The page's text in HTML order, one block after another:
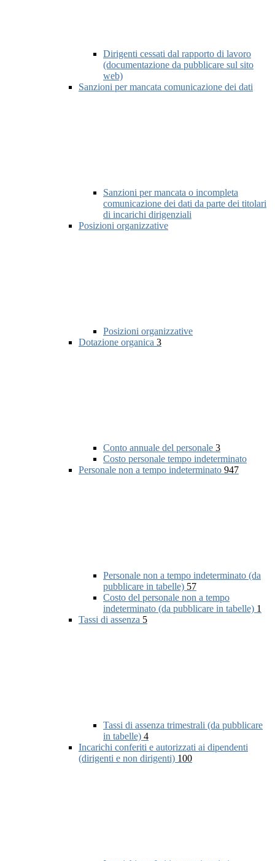
Dirigenti cessati dal rapporto di lavoro
(documentazione da pubblicare sul sito
web)
Sanzioni per mancata comunicazione dei dati
Sanzioni per mancata o incompleta
comunicazione dei dati da parte dei titolari
di incarichi dirigenziali
Posizioni organizzative
Posizioni organizzative
Dotazione organica 3
Conto annuale del personale 3
Costo personale tempo indeterminato
Personale non a tempo indeterminato 947
Personale non a tempo indeterminato (da
pubblicare in tabelle) 57
Costo del personale non a tempo
indeterminato (da pubblicare in tabelle) 1
Tassi di assenza 5
Tassi di assenza trimestrali (da pubblicare
in tabelle) 4
Incarichi conferiti e autorizzati ai dipendenti
(dirigenti e non dirigenti) 100